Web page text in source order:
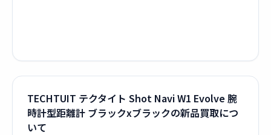
TECHTUIT テクタイト Shot Navi W1 Evolve 腕
時計型距離計 ブラックxブラックの新品買取につ
いて